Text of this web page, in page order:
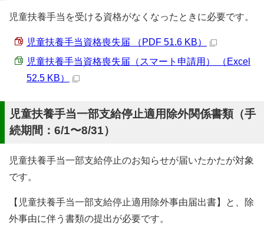
児童扶養手当を受ける資格がなくなったときに必要です。
児童扶養手当資格喪失届 （PDF 51.6 KB）
児童扶養手当資格喪失届（スマート申請用） （Excel
52.5 KB）
児童扶養手当一部支給停止適用除外関係書類（手
続期間：6/1〜8/31）
児童扶養手当一部支給停止のお知らせが届いたかたが対象
です。
【児童扶養手当一部支給停止適用除外事由届出書】と、除
外事由に伴う書類の提出が必要です。